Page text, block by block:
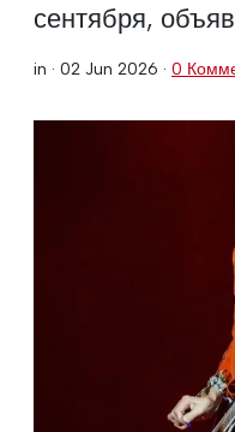
сентября,
in · 02 Jun 2026 · 0